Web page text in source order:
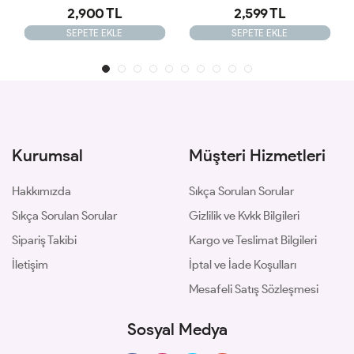
2,599 TL
SEPETE EKLE
2,900 TL
SEPETE EKLE
Kurumsal
Hakkımızda
Sıkça Sorulan Sorular
Sipariş Takibi
İletişim
Müşteri Hizmetleri
Sıkça Sorulan Sorular
Gizlilik ve Kvkk Bilgileri
Kargo ve Teslimat Bilgileri
İptal ve İade Koşulları
Mesafeli Satış Sözleşmesi
Sosyal Medya